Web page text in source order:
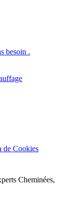
besoin .
de Cookies
Cheminées,